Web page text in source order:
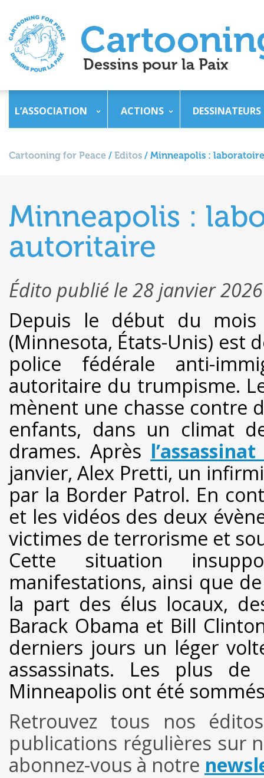
L’ASSOCIATION ACTIONS DESSINATEURS
Cartooning for Peace / Editos / Minneapolis :
Minneapolis :
autoritaire
Édito publié le 28 janvier 2026
Depuis le début du
(Minnesota, États-Unis) est
police fédérale anti-
autoritaire du trumpisme.
mènent une chasse contre
enfants, dans un climat
drames. Après
janvier, Alex Pretti, un
par la Border Patrol. En
et les vidéos des deux
victimes de terrorisme et
Cette situation
manifestations, ainsi que
la part des élus locaux,
Barack Obama et Bill
derniers jours un léger
assassinats. Les plus
Minneapolis ont été
Retrouvez tous nos
publications régulières sur
abonnez-vous à notre